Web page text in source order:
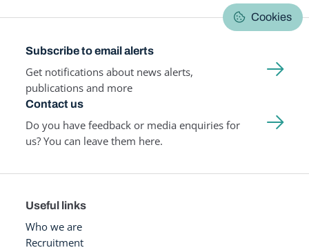
Cookies
Subscribe to email alerts
Get notifications about news alerts,
publications and more
Contact us
Do you have feedback or media enquiries for
us? You can leave them here.
Useful links
Who we are
Recruitment